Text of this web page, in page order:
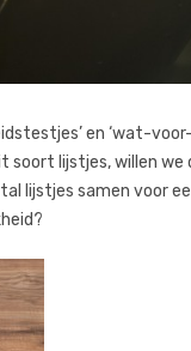
en ‘wat-
soort lijstjes, willen
lijstjes samen voor